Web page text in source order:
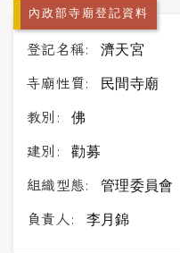
內政部寺廟登記資料
登記名稱: 濟天宮
寺廟性質: 民間寺廟
教別: 佛
建別: 勸募
組織型態: 管理委員會
負責人: 李月錦